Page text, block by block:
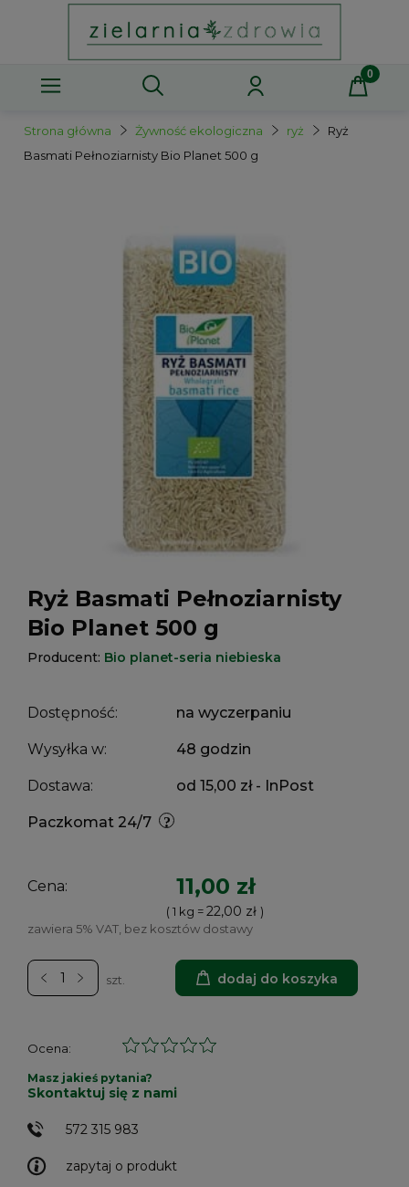
Strona główna Żywność ekologiczna ryż
Ryż
Basmati Pełnoziarnisty Bio Planet 500 g
Ryż Basmati Pełnoziarnisty
Bio Planet 500 g
Producent: Bio planet-seria niebieska
Dostępność: na wyczerpaniu
Wysyłka w: 48 godzin
Dostawa: od 15,00 zł - InPost
Paczkomat 24/7
Cena: 11,00 zł
( 1 kg =22,00 zł )
zawiera 5% VAT, bez kosztów dostawy
szt. dodaj do koszyka
Ocena:
zapytaj o produkt
Masz jakieś pytania?
Skontaktuj się z nami
572 315 983